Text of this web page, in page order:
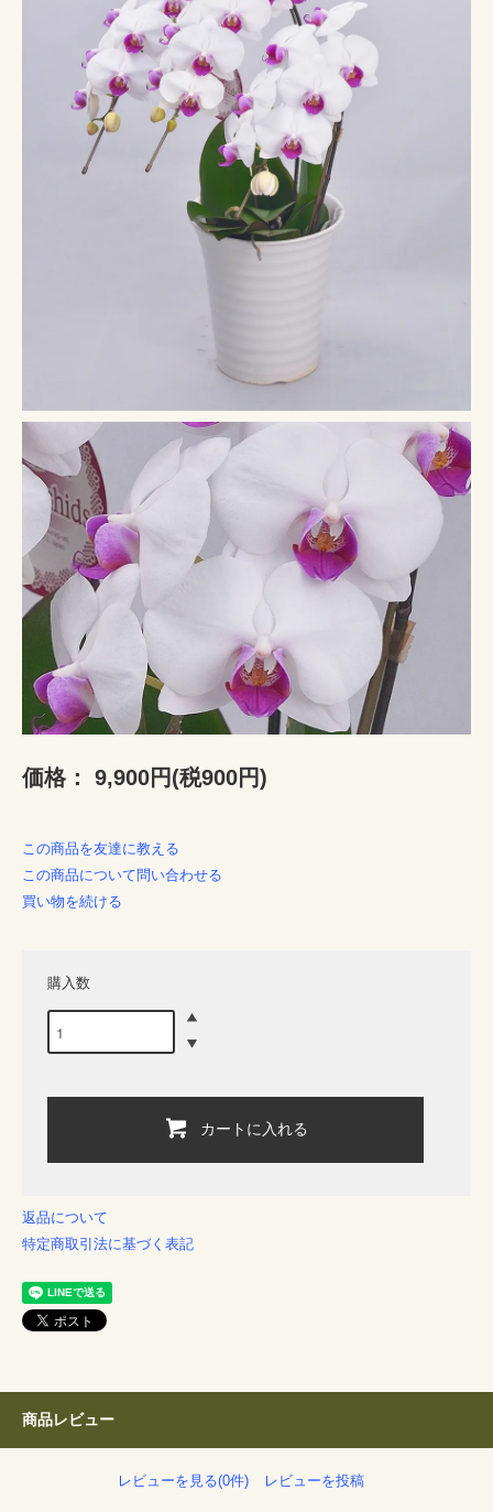
価格： 9,900円(税900円)
この商品を友達に教える
この商品について問い合わせる
買い物を続ける
購入数
カートに入れる
返品について
特定商取引法に基づく表記
商品レビュー
レビューを見る(0件) レビューを投稿